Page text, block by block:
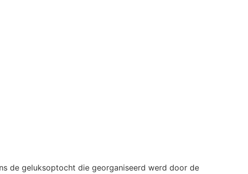
de geluksoptocht die georganiseerd werd door de